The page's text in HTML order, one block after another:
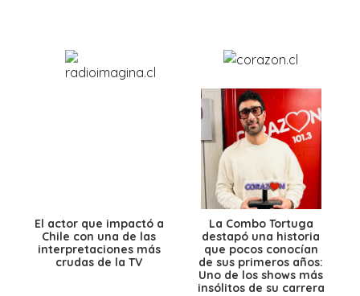
El actor que impactó a
Chile con una de las
interpretaciones más
crudas de la TV
La Combo Tortuga
destapó una historia
que pocos conocían
de sus primeros años:
Uno de los shows más
insólitos de su carrera